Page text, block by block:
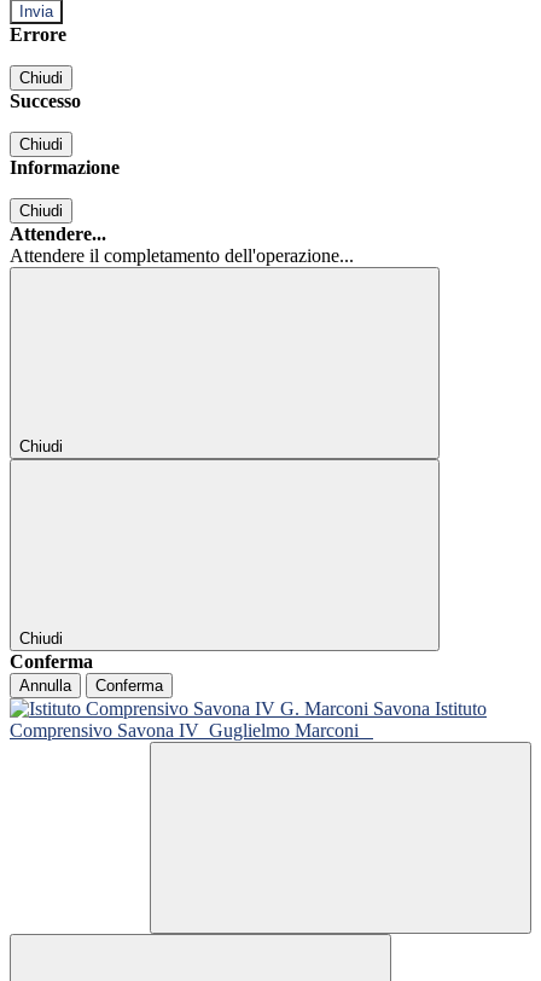
Errore
Chiudi
Successo
Chiudi
Informazione
Chiudi
Attendere...
Attendere il completamento dell'operazione...
Chiudi
Chiudi
Conferma
Annulla Conferma
Istituto
Comprensivo Savona IV Guglielmo Marconi